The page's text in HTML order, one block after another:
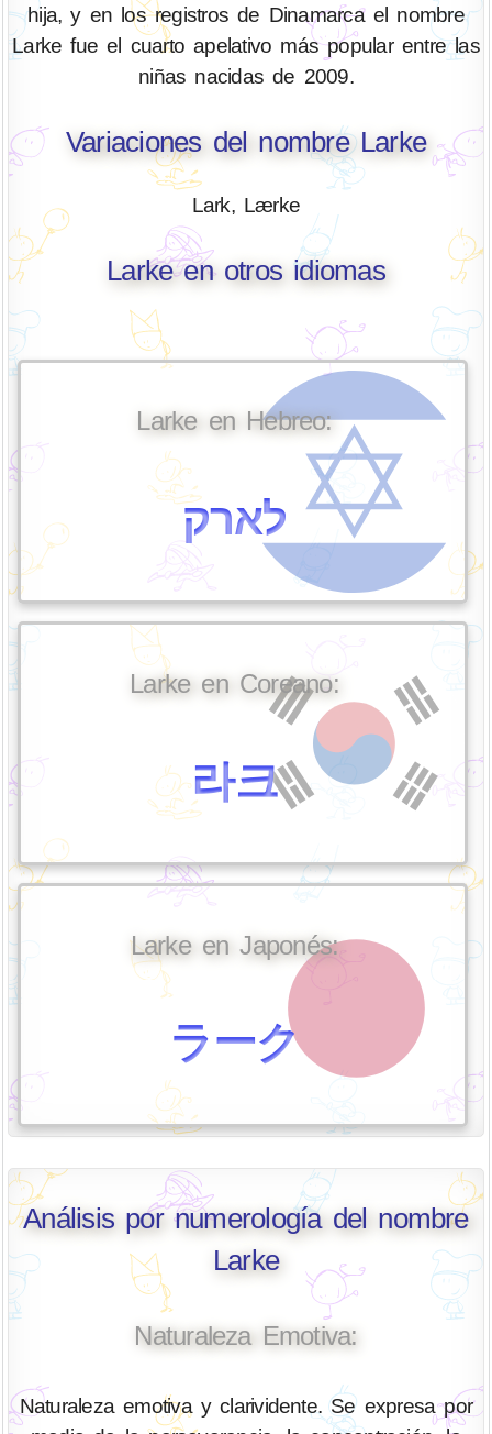
hija, y en los registros de Dinamarca el nombre
Larke fue el cuarto apelativo más popular entre las
niñas nacidas de 2009.
Variaciones del nombre Larke
Lark, Lærke
Larke en otros idiomas
Larke en Hebreo:
לארק
Larke en Coreano:
라크
Larke en Japonés:
ラーク
Análisis por numerología del nombre
Larke
Naturaleza Emotiva:
Naturaleza emotiva y clarividente. Se expresa por